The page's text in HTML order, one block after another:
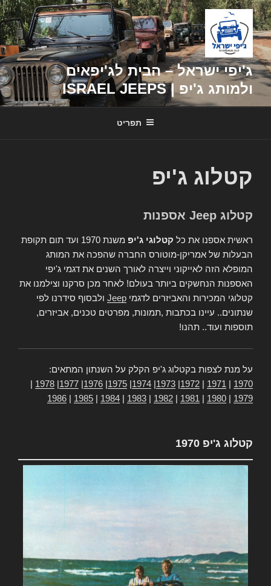
דילוג
לתוכן
ג'יפי ישראל – הבית לג'יפאים
ולמותג ג'יפ | ISRAEL JEEPS
תפריט
קטלוג ג'יפ
קטלוג Jeep אספנות
ראשית אספנו את כל קטלוגי ג'יפ
משנת 1970 ועד תום תקופת
הבעלות של אמריקן-מוטורס החברה שהפכה את המותג
המופלא הזה לאייקוני וייצרה לאורך השנים את דגמי ג'יפי
האספנות הנחשקים ביותר בעולם! לאחר מכן סרקנו וצילמנו את
קטלוגי המכירות והאביזרים לדגמי Jeep ולבסוף סידרנו לפי
שנתונים.. עיינו בכתבות ,תמונות, מפרטים טכנים, אביזרים,
תוספות ועוד.. תהנו!
על מנת לצפות בקטלוג ג'יפ הקלק על השנתון המתאים:
1970
1971
1972
1973
1974
1975
1976
1977
1978
1979
1980
1981
1982
1983
1984
1985
1986
קטלוג ג'יפ 1970